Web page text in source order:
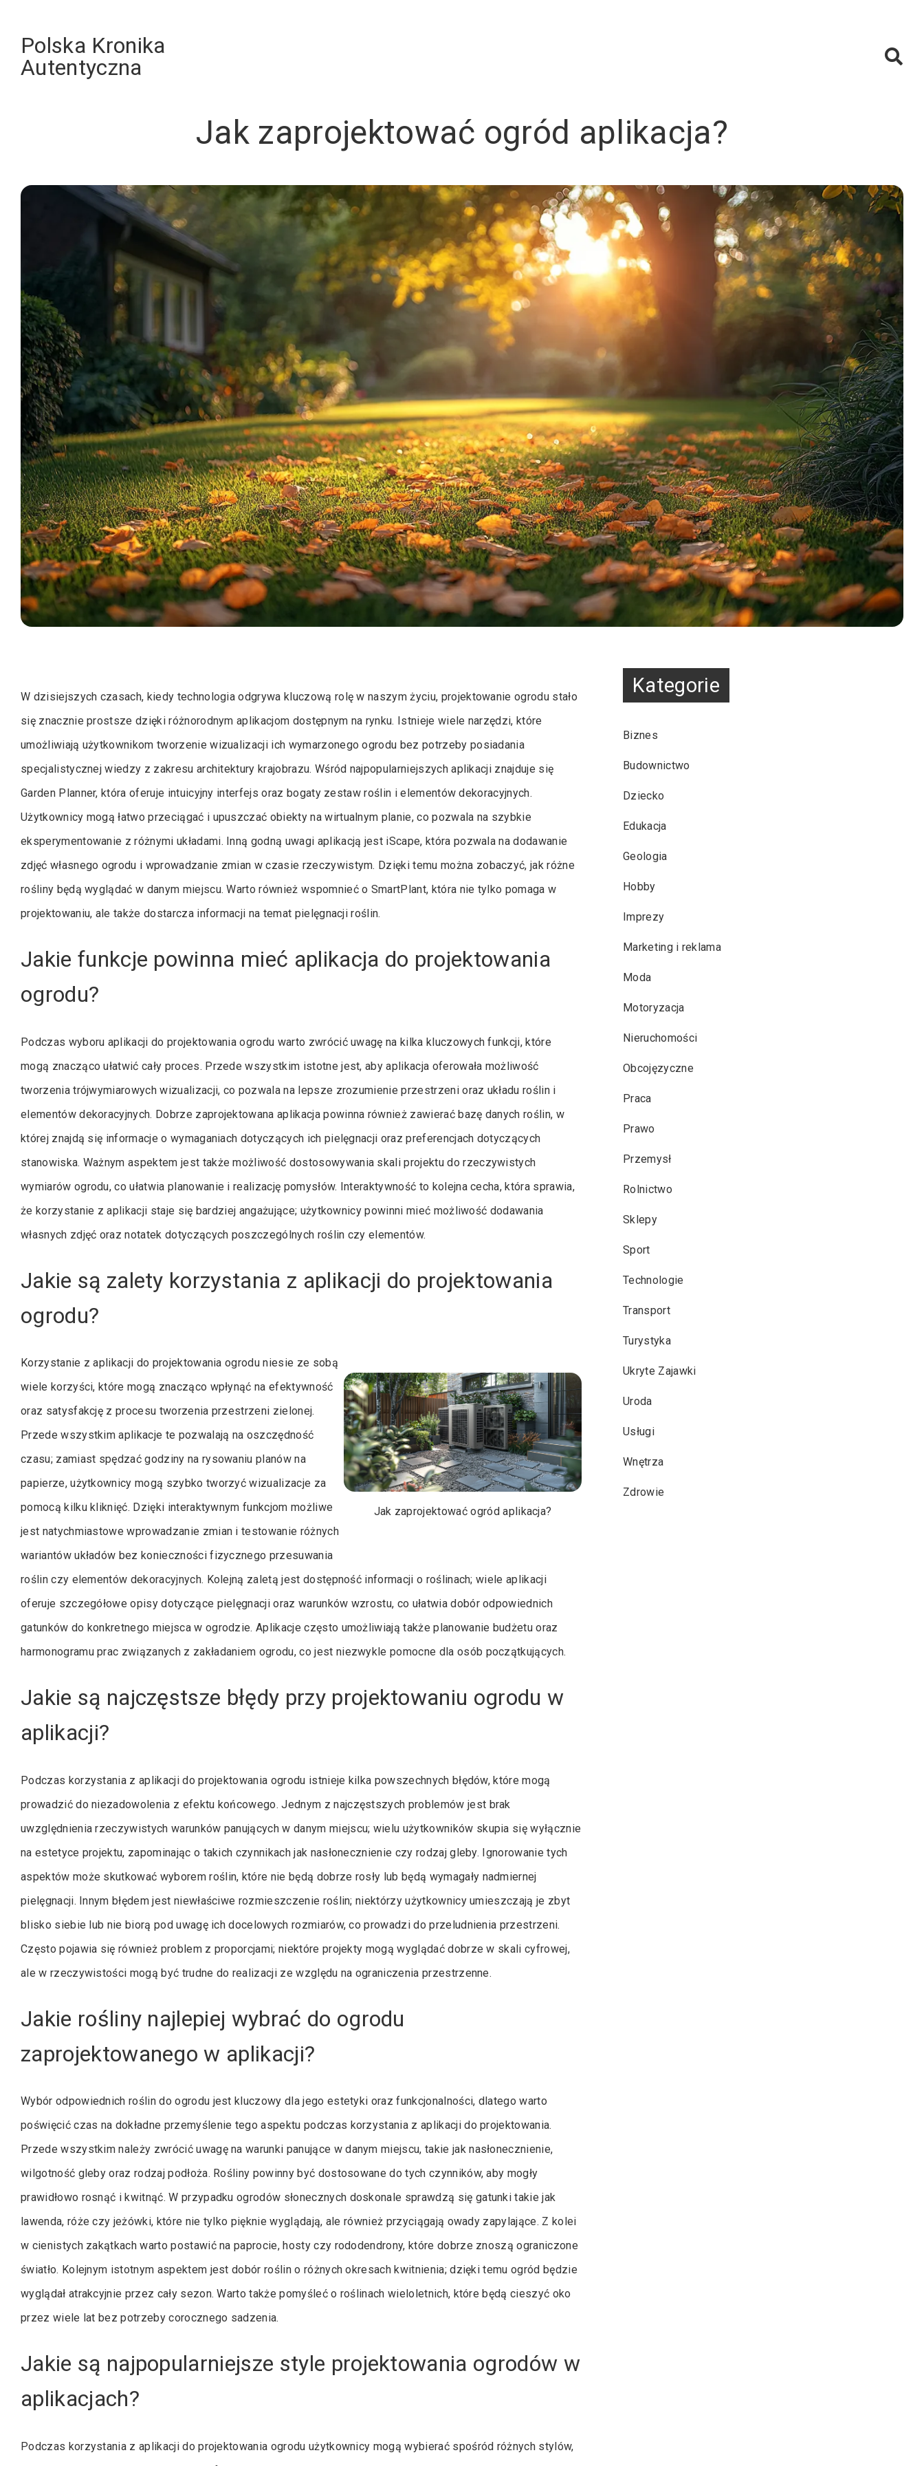
contentPolska Kronika
Autentyczna
Jak zaprojektować ogród aplikacja?
W dzisiejszych czasach, kiedy technologia odgrywa kluczową rolę w naszym życiu, projektowanie ogrodu stało
się znacznie prostsze dzięki różnorodnym aplikacjom dostępnym na rynku. Istnieje wiele narzędzi, które
umożliwiają użytkownikom tworzenie wizualizacji ich wymarzonego ogrodu bez potrzeby posiadania
specjalistycznej wiedzy z zakresu architektury krajobrazu. Wśród najpopularniejszych aplikacji znajduje się
Garden Planner, która oferuje intuicyjny interfejs oraz bogaty zestaw roślin i elementów dekoracyjnych.
Użytkownicy mogą łatwo przeciągać i upuszczać obiekty na wirtualnym planie, co pozwala na szybkie
eksperymentowanie z różnymi układami. Inną godną uwagi aplikacją jest iScape, która pozwala na dodawanie
zdjęć własnego ogrodu i wprowadzanie zmian w czasie rzeczywistym. Dzięki temu można zobaczyć, jak różne
rośliny będą wyglądać w danym miejscu. Warto również wspomnieć o SmartPlant, która nie tylko pomaga w
projektowaniu, ale także dostarcza informacji na temat pielęgnacji roślin.
Jakie funkcje powinna mieć aplikacja do projektowania
ogrodu?
Podczas wyboru aplikacji do projektowania ogrodu warto zwrócić uwagę na kilka kluczowych funkcji, które
mogą znacząco ułatwić cały proces. Przede wszystkim istotne jest, aby aplikacja oferowała możliwość
tworzenia trójwymiarowych wizualizacji, co pozwala na lepsze zrozumienie przestrzeni oraz układu roślin i
elementów dekoracyjnych. Dobrze zaprojektowana aplikacja powinna również zawierać bazę danych roślin, w
której znajdą się informacje o wymaganiach dotyczących ich pielęgnacji oraz preferencjach dotyczących
stanowiska. Ważnym aspektem jest także możliwość dostosowywania skali projektu do rzeczywistych
wymiarów ogrodu, co ułatwia planowanie i realizację pomysłów. Interaktywność to kolejna cecha, która sprawia,
że korzystanie z aplikacji staje się bardziej angażujące; użytkownicy powinni mieć możliwość dodawania
własnych zdjęć oraz notatek dotyczących poszczególnych roślin czy elementów.
Jakie są zalety korzystania z aplikacji do projektowania
ogrodu?
Jak zaprojektować ogród aplikacja?
Korzystanie z aplikacji do projektowania ogrodu niesie ze sobą
wiele korzyści, które mogą znacząco wpłynąć na efektywność
oraz satysfakcję z procesu tworzenia przestrzeni zielonej.
Przede wszystkim aplikacje te pozwalają na oszczędność
czasu; zamiast spędzać godziny na rysowaniu planów na
papierze, użytkownicy mogą szybko tworzyć wizualizacje za
pomocą kilku kliknięć. Dzięki interaktywnym funkcjom możliwe
jest natychmiastowe wprowadzanie zmian i testowanie różnych
wariantów układów bez konieczności fizycznego przesuwania
roślin czy elementów dekoracyjnych. Kolejną zaletą jest dostępność informacji o roślinach; wiele aplikacji
oferuje szczegółowe opisy dotyczące pielęgnacji oraz warunków wzrostu, co ułatwia dobór odpowiednich
gatunków do konkretnego miejsca w ogrodzie. Aplikacje często umożliwiają także planowanie budżetu oraz
harmonogramu prac związanych z zakładaniem ogrodu, co jest niezwykle pomocne dla osób początkujących.
Jakie są najczęstsze błędy przy projektowaniu ogrodu w
aplikacji?
Podczas korzystania z aplikacji do projektowania ogrodu istnieje kilka powszechnych błędów, które mogą
prowadzić do niezadowolenia z efektu końcowego. Jednym z najczęstszych problemów jest brak
uwzględnienia rzeczywistych warunków panujących w danym miejscu; wielu użytkowników skupia się wyłącznie
na estetyce projektu, zapominając o takich czynnikach jak nasłonecznienie czy rodzaj gleby. Ignorowanie tych
aspektów może skutkować wyborem roślin, które nie będą dobrze rosły lub będą wymagały nadmiernej
pielęgnacji. Innym błędem jest niewłaściwe rozmieszczenie roślin; niektórzy użytkownicy umieszczają je zbyt
blisko siebie lub nie biorą pod uwagę ich docelowych rozmiarów, co prowadzi do przeludnienia przestrzeni.
Często pojawia się również problem z proporcjami; niektóre projekty mogą wyglądać dobrze w skali cyfrowej,
ale w rzeczywistości mogą być trudne do realizacji ze względu na ograniczenia przestrzenne.
Jakie rośliny najlepiej wybrać do ogrodu
zaprojektowanego w aplikacji?
Wybór odpowiednich roślin do ogrodu jest kluczowy dla jego estetyki oraz funkcjonalności, dlatego warto
poświęcić czas na dokładne przemyślenie tego aspektu podczas korzystania z aplikacji do projektowania.
Przede wszystkim należy zwrócić uwagę na warunki panujące w danym miejscu, takie jak nasłonecznienie,
wilgotność gleby oraz rodzaj podłoża. Rośliny powinny być dostosowane do tych czynników, aby mogły
prawidłowo rosnąć i kwitnąć. W przypadku ogrodów słonecznych doskonale sprawdzą się gatunki takie jak
lawenda, róże czy jeżówki, które nie tylko pięknie wyglądają, ale również przyciągają owady zapylające. Z kolei
w cienistych zakątkach warto postawić na paprocie, hosty czy rododendrony, które dobrze znoszą ograniczone
światło. Kolejnym istotnym aspektem jest dobór roślin o różnych okresach kwitnienia; dzięki temu ogród będzie
wyglądał atrakcyjnie przez cały sezon. Warto także pomyśleć o roślinach wieloletnich, które będą cieszyć oko
przez wiele lat bez potrzeby corocznego sadzenia.
Jakie są najpopularniejsze style projektowania ogrodów w
aplikacjach?
Podczas korzystania z aplikacji do projektowania ogrodu użytkownicy mogą wybierać spośród różnych stylów,
Kategorie
Biznes
Budownictwo
Dziecko
Edukacja
Geologia
Hobby
Imprezy
Marketing i reklama
Moda
Motoryzacja
Nieruchomości
Obcojęzyczne
Praca
Prawo
Przemysł
Rolnictwo
Sklepy
Sport
Technologie
Transport
Turystyka
Ukryte Zajawki
Uroda
Usługi
Wnętrza
Zdrowie